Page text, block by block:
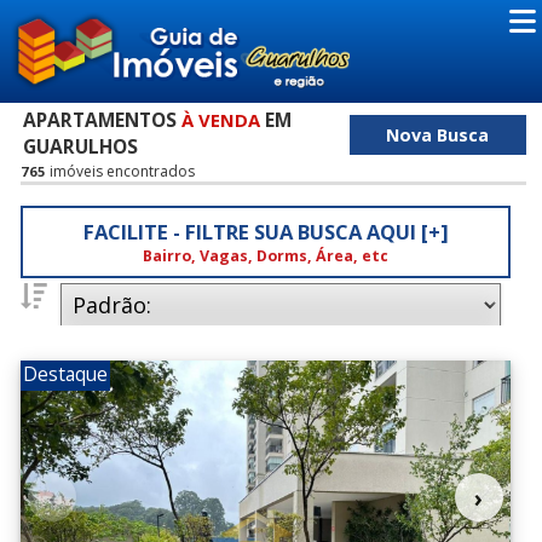
Nova Busca
APARTAMENTOS À VENDAEM
GUARULHOS
765 imóveis encontrados
FACILITE - FILTRE SUA BUSCA AQUI [+]
Bairro, Vagas, Dorms, Área, etc
0(2) 1 (27) 2(557)
3(160) (18) 5(1)
Vagas
0(96) (552)
3(12) 4 (7) 5(1)
‹ ›
Destaque